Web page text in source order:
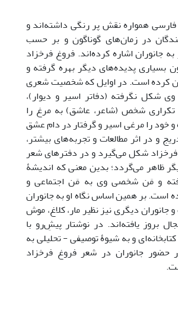
همواره نقش پر رنگی داشته‌اند و
در زمان‌های گوناگون و بر حسب
جانوران اشاره کرده‌اند. فروغ فرخزاد
بسیاری پدیده‌های دیگر بهره گرفته و
کرده است. در اوایل که شخصیت شعری
شکل نگرفته (دفاتر اسیر و دیوار)،
شخص (شاعر، عاشق) به مرغ را
و خود را مرغی اسیر و گرفتار در دام عشق
و در اثر مطالعات و تجربه‌های بیشتر،
شکل می‌گیرد و در دفترهای شعر
ظاهر می‌گردد؛ بدین معنی که اندیشۀ
و مَن شخصی وی به مَن اجتماعی و
است. بر همین اساس نگاه او به جانوران
جانوران دیگری نیز نظیر مار، کلاغ، موش
بروز یافته‌اند. در نوشتار پیشِ‌رو با
کتابخانه‌ای و به شیوۀ توصیفی - تحلیلی به
حضور جانوران در شعر فروغ فرخزاد